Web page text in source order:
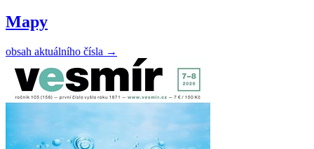
Mapy
obsah aktuálního čísla →